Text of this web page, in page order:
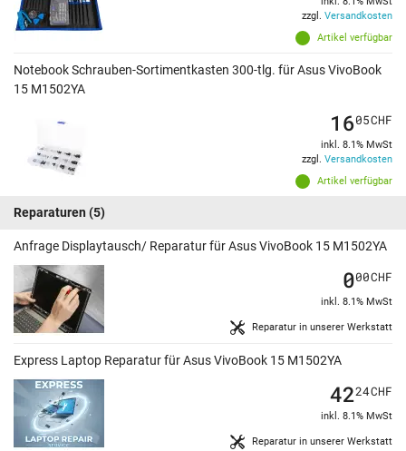
Artikel verfügbar
zzgl. Versandkosten
Notebook Schrauben-Sortimentkasten 300-tlg. für Asus VivoBook
15 M1502YA
Artikel verfügbar
1605CHF
inkl. 8.1% MwSt
zzgl. Versandkosten
Reparaturen (5)
Anfrage Displaytausch/ Reparatur für Asus VivoBook 15 M1502YA
Reparatur in unserer Werkstatt
000CHF
inkl. 8.1% MwSt
Express Laptop Reparatur für Asus VivoBook 15 M1502YA
Reparatur in unserer Werkstatt
4224CHF
inkl. 8.1% MwSt